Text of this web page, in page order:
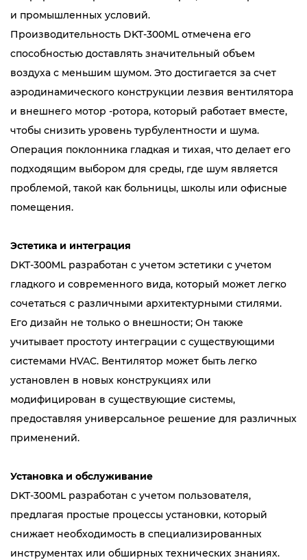
и промышленных условий.
Производительность DKT-300ML отмечена его
способностью доставлять значительный объем
воздуха с меньшим шумом. Это достигается за счет
аэродинамического конструкции лезвия вентилятора
и внешнего мотор -ротора, который работает вместе,
чтобы снизить уровень турбулентности и шума.
Операция поклонника гладкая и тихая, что делает его
подходящим выбором для среды, где шум является
проблемой, такой как больницы, школы или офисные
помещения.
Эстетика и интеграция
DKT-300ML разработан с учетом эстетики с учетом
гладкого и современного вида, который может легко
сочетаться с различными архитектурными стилями.
Его дизайн не только о внешности; Он также
учитывает простоту интеграции с существующими
системами HVAC. Вентилятор может быть легко
установлен в новых конструкциях или
модифицирован в существующие системы,
предоставляя универсальное решение для различных
применений.
Установка и обслуживание
DKT-300ML разработан с учетом пользователя,
предлагая простые процессы установки, который
снижает необходимость в специализированных
инструментах или обширных технических знаниях.